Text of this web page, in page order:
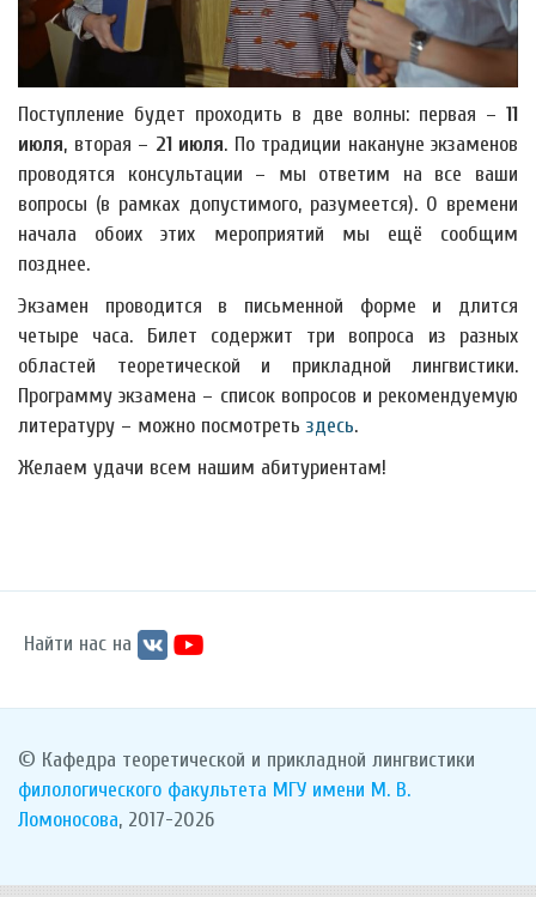
Поступление будет проходить в две волны: первая – 11
июля, вторая – 21 июля. По традиции накануне экзаменов
проводятся консультации – мы ответим на все ваши
вопросы (в рамках допустимого, разумеется). О времени
начала обоих этих мероприятий мы ещё сообщим
позднее.
Экзамен проводится в письменной форме и длится
четыре часа. Билет содержит три вопроса из разных
областей теоретической и прикладной лингвистики.
Программу экзамена – список вопросов и рекомендуемую
литературу – можно посмотретьздесь.
Желаем удачи всем нашим абитуриентам!
Найти нас на
© Кафедра теоретической и прикладной лингвистики
филологического факультета МГУ имени М. В.
Ломоносова, 2017-2026